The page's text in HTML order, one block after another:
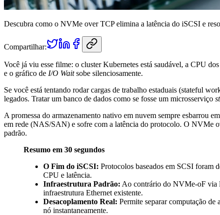
Descubra como o NVMe over TCP elimina a latência do iSCSI e
Compartilhar:
Você já viu esse filme: o cluster Kubernetes está saudável, a CPU
e o gráfico de I/O Waitsobe silenciosamente.
Se você está tentando rodar cargas de trabalho estaduais (stateful
legados. Tratar um banco de dados como se fosse um microsserviço
A promessa do armazenamento nativo em nuvem sempre esbarrou
em rede (NAS/SAN) e sofre com a latência do protocolo. O NVMe
padrão.
Resumo em 30 segundos
O Fim do iSCSI: Protocolos baseados em SCSI foram
CPU e latência.
Infraestrutura Padrão: Ao contrário do NVMe-oF via
infraestrutura Ethernet existente.
Desacoplamento Real: Permite separar computação de
nó instantaneamente.